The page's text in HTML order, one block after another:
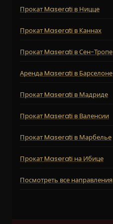
Прокат Maserati в Ницце
Прокат Maserati в Каннах
Прокат Maserati в Сен-Тропе
Аренда Maserati в Барселоне
Прокат Maserati в Мадриде
Прокат Maserati в Валенсии
Прокат Maserati в Марбелье
Прокат Maserati на Ибице
Посмотреть все направления